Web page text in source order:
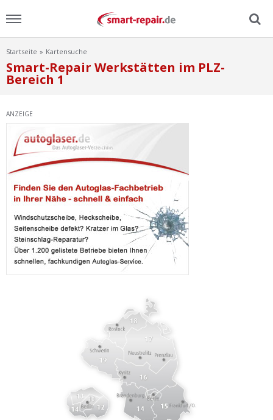
Home
News
Ratgeber
Lexikon
Video
Ist Ihre Werkstatt schon dabei?
Kostenlos eintragen
Werkstatt Login
Startseite Kartensuche
Smart-Repair Werkstätten im PLZ-
Bereich 1
ANZEIGE